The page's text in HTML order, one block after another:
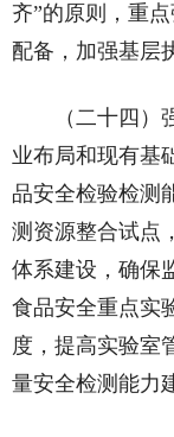
齐”的原则，重
配备，加强基层
（二十四
业布局和现有基
品安全检验检测
测资源整合试点
体系建设，确保
食品安全重点实
度，提高实验室
量安全检测能力